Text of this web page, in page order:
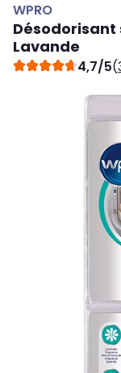
WPRO
Désodorisant
Lavande
4,7/5(